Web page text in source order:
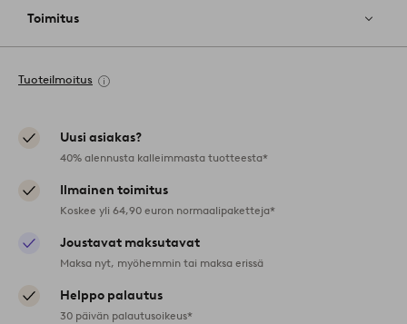
Toimitus
Tuoteilmoitus
Uusi asiakas?
40% alennusta kalleimmasta tuotteesta*
Ilmainen toimitus
Koskee yli 64,90 euron normaalipaketteja*
Joustavat maksutavat
Maksa nyt, myöhemmin tai maksa erissä
Helppo palautus
30 päivän palautusoikeus*